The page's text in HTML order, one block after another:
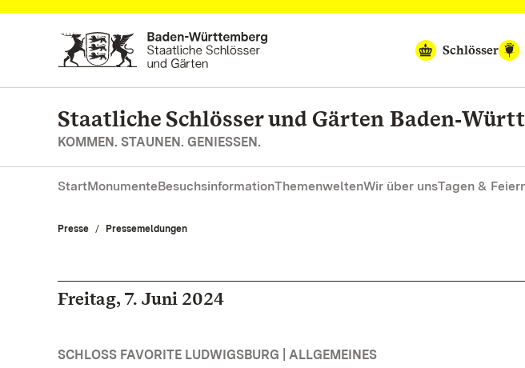
Zum Hauptinhalt springen
Schlösser
Staatliche Schlösser und Gärten
KOMMEN. STAUNEN. GENIESSEN.
StartMonumenteBesuchsinformationThemenweltenWir über unsTagen &
Presse Pressemeldungen
Freitag, 7. Juni 2024
SCHLOSS FAVORITE LUDWIGSBURG | ALLGEMEINES